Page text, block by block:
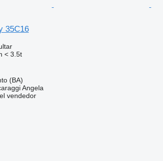
35C16
< 3.5t
(BA)
Angela
vendedor